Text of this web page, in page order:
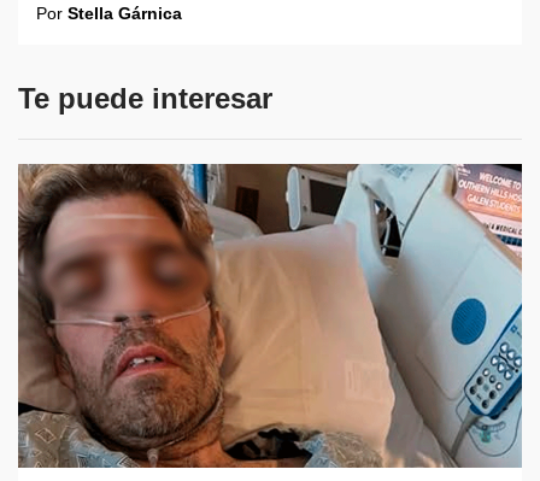
Por Stella Gárnica
Te puede interesar